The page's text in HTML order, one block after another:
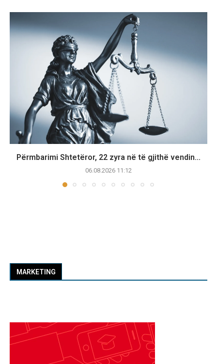
Përmbarimi Shtetëror, 22 zyra në të gjithë vendin...
06.08.2026 11:12
MARKETING